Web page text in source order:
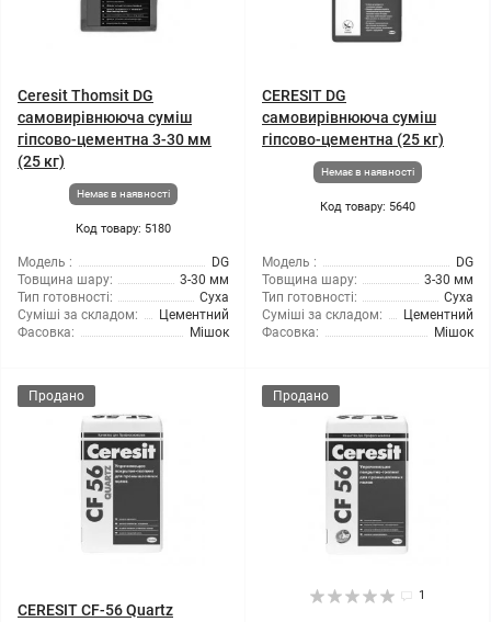
Ceresit Thomsit DG
самовирівнююча суміш
гіпсово-цементна 3-30 мм
(25 кг)
Немає в наявності
Код товару: 5180
Модель :
DG
Товщина шару:
3-30 мм
Тип готовності:
Суха
Суміші за складом:
Цементний
Фасовка:
Мішок
CERESIT DG
самовирівнююча суміш
гіпсово-цементна (25 кг)
Немає в наявності
Код товару: 5640
Модель :
DG
Товщина шару:
3-30 мм
Тип готовності:
Суха
Суміші за складом:
Цементний
Фасовка:
Мішок
Продано
CERESIT CF-56 Quartz
Продано
1